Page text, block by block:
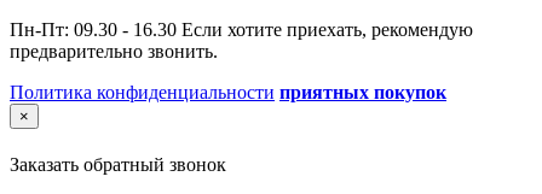
Пн-Пт: 09.30 - 16.30 Если хотите приехать, рекомендую
предварительно звонить.
Политика конфиденциальности приятных покупок
×
Заказать обратный звонок